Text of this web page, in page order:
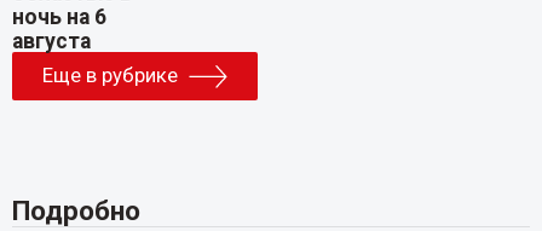
Еще в рубрике
Подробно